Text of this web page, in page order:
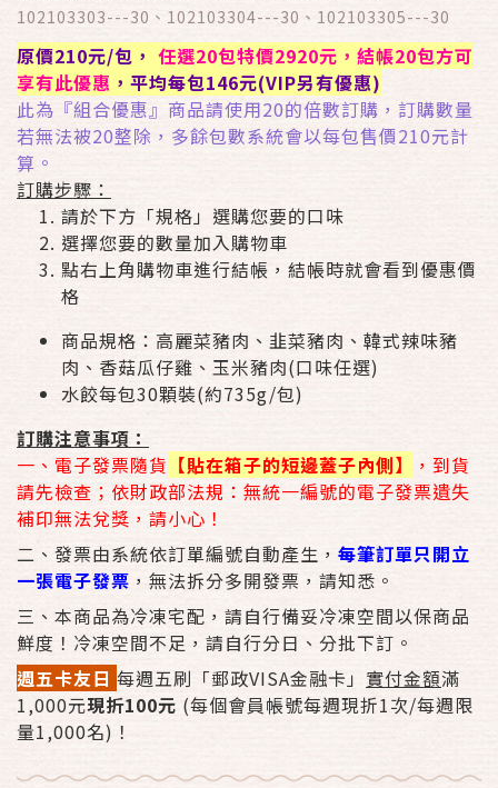
102103303---30、102103304---30、102103305---30
原價210元/包， 任選20包特價2920元，結帳20包方可
享有此優惠 ，平均每包146元(VIP另有優惠)
此為『組合優惠』商品請使用20的倍數訂購，訂購數量
若無法被20整除，多餘包數系統會以每包售價210元計
算。
訂購步驟：
請於下方「規格」選購您要的口味
選擇您要的數量加入購物車
點右上角購物車進行結帳，結帳時就會看到優惠價
格
商品規格：高麗菜豬肉、韭菜豬肉、韓式辣味豬
肉、香菇瓜仔雞、玉米豬肉(口味任選)
水餃每包30顆裝(約735g/包)
訂購注意事項：
一、電子發票隨貨 【貼在箱子的短邊蓋子內側】
，到貨
請先檢查；依財政部法規：無統一編號的電子發票遺失
補印無法兌獎，請小心！
二、發票由系統依訂單編號自動產生， 每筆訂單只開立
一張電子發票 ，無法拆分多開發票，請知悉。
三、本商品為冷凍宅配，請自行備妥冷凍空間以保商品
鮮度！冷凍空間不足，請自行分日、分批下訂。
週五卡友日 每週五刷「郵政VISA金融卡」 實付金額滿
1,000元現折100元 (每個會員帳號每週現折1次/每週限
量1,000名)！